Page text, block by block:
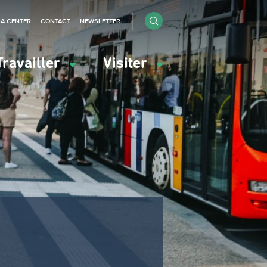
Visiter
CENTER CONTACT NEWSLETTER